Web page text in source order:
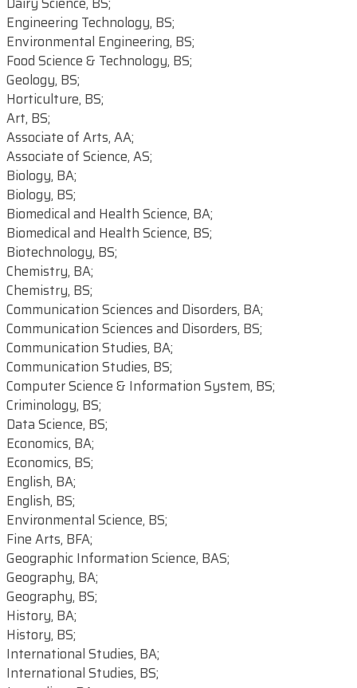
Engineering Technology, BS;
Environmental Engineering, BS;
Food Science & Technology, BS;
Geology, BS;
Horticulture, BS;
Art, BS;
Associate of Arts, AA;
Associate of Science, AS;
Biology, BA;
Biology, BS;
Biomedical and Health Science, BA;
Biomedical and Health Science, BS;
Biotechnology, BS;
Chemistry, BA;
Chemistry, BS;
Communication Sciences and Disorders, BA;
Communication Sciences and Disorders, BS;
Communication Studies, BA;
Communication Studies, BS;
Computer Science & Information System, BS;
Criminology, BS;
Data Science, BS;
Economics, BA;
Economics, BS;
English, BA;
English, BS;
Environmental Science, BS;
Fine Arts, BFA;
Geographic Information Science, BAS;
Geography, BA;
Geography, BS;
History, BA;
History, BS;
International Studies, BA;
International Studies, BS;